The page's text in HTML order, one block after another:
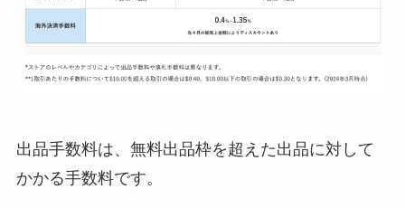
出品手数料は、無料出品枠を超えた出品に対して
かかる手数料です。